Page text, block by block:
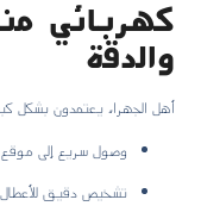
كهربائي
والدقة
أهل الجهراء يعتمدون بشكل كبير
وصول سريع إلى موقع
تشخيص دقيق للأعطال.